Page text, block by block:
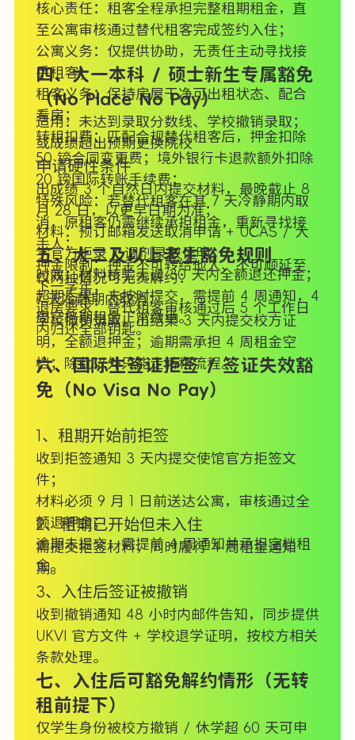
核心责任：租客全程承担完整租期租金，直
至公寓审核通过替代租客完成签约入住；
公寓义务：仅提供协助，无责任主动寻找接
手租客；
租客义务：保持房屋干净可出租状态、配合
看房；
转租扣费：匹配合规替代租客后，押金扣除
50 镑合同变更费；境外银行卡退款额外扣除
20 镑国际转账手续费；
特殊风险：若替代租客在其 7 天冷静期内取
消，原租客仍需继续承担租金，重新寻找接
手人；
押金限制：押金不可转给他人、不可顺延至
下一学年；
退房要求：替代租客审核通过后 5 个工作日
内归还全部钥匙。
四、大一本科 / 硕士新生专属豁免
（No Place No Pay）
适用：未达到录取分数线、学校撤销录取；
或成绩超出预期更换院校
申请硬性条件
出成绩 3 个自然日内提交材料，最晚截止 8
月 28 日，以更早日期为准；
材料：预订邮箱发送取消申请 + UCAS / 大
学官方拒录 / 调剂录取证明；
时效：材料核验无误 30 天内全额退还押金；
超期后果：未按时提交，需提前 4 周通知，4
周空档期租金正常缴纳。
五、大二及以上老生豁免规则
仅两种情况可无责解约：
7 天冷静期内取消；
学校撤销录取，出结果 3 天内提交校方证
明，全额退押金；逾期需承担 4 周租金空
档；除此以外只能走转租流程。
六、国际生签证拒签 / 签证失效豁
免（No Visa No Pay）
1、租期开始前拒签
收到拒签通知 3 天内提交使馆官方拒签文
件；
材料必须 9 月 1 日前送达公寓，审核通过全
额退押金；
逾期未提交：需提前 4 周通知并承担空档租
金。
2、租期已开始但未入住
需提交拒签材料，同时履行 4 周租金通知
期。
3、入住后签证被撤销
收到撤销通知 48 小时内邮件告知，同步提供
UKVI 官方文件 + 学校退学证明，按校方相关
条款处理。
七、入住后可豁免解约情形（无转
租前提下）
仅学生身份被校方撤销 / 休学超 60 天可申